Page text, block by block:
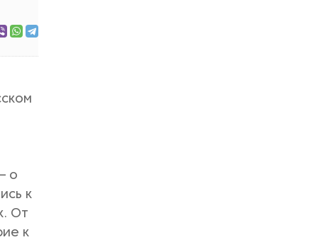
о
к
От
к